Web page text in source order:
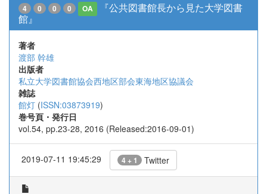
4 0 0 0 OA
『公共図書館長から見た大学図書
館』
著者
渡部 幹雄
出版者
私立大学図書館協会西地区部会東海地区協議会
雑誌
館灯 (ISSN:03873919)
巻号頁・発行日
vol.54, pp.23-28, 2016 (Released:2016-09-01)
2019-07-11 19:45:29 4 + 1 Twitter